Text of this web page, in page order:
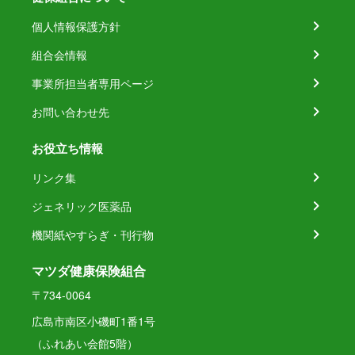
個人情報保護方針
組合会情報
事業所担当者専用ページ
お問い合わせ先
お役立ち情報
リンク集
ジェネリック医薬品
機関紙やすらぎ・刊行物
マツダ健康保険組合
〒734-0064
広島市南区小磯町1番1号
（ふれあい会館5階）